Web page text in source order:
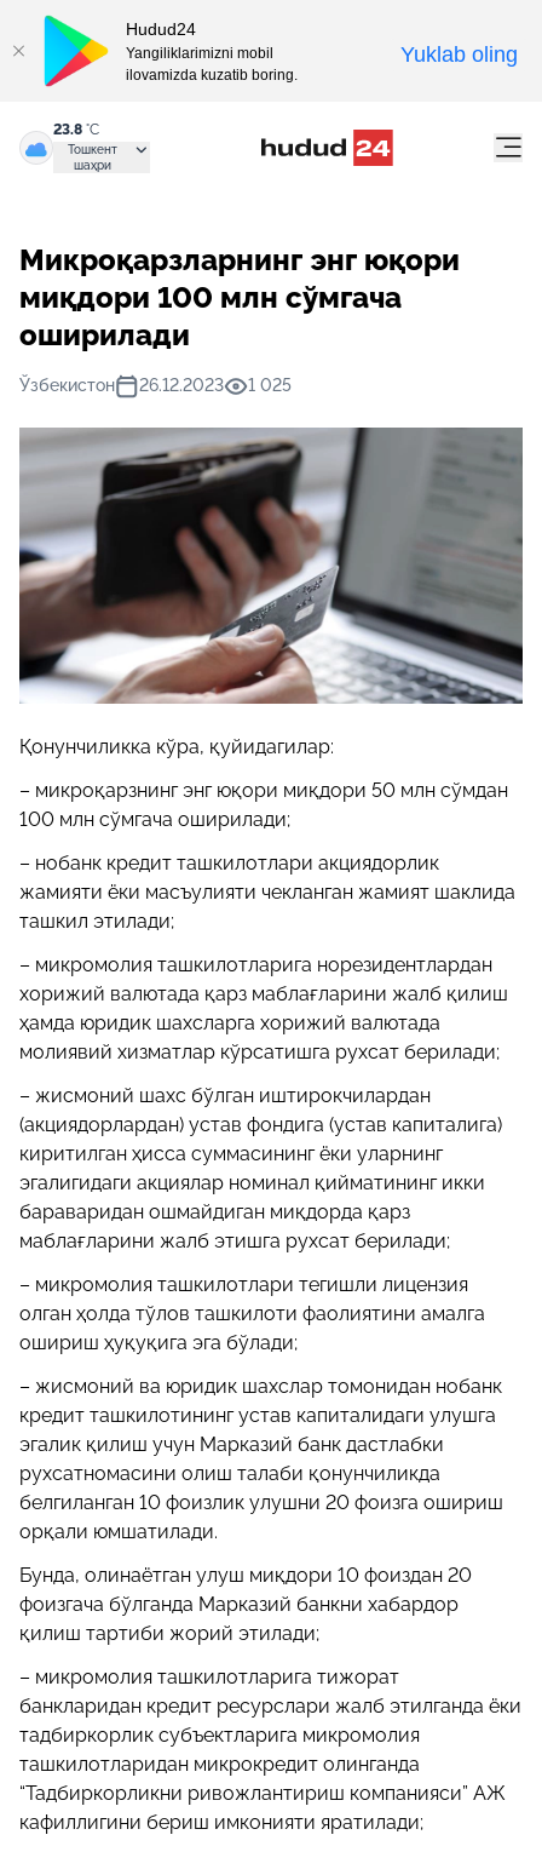
23.8 °C
Тошкент
шаҳри
Микроқарзларнинг энг юқори
миқдори 100 млн сўмгача
оширилади
Ўзбекистон 26.12.2023 1 025
Қонунчиликка кўра, қуйидагилар:
– микроқарзнинг энг юқори миқдори 50 млн сўмдан
100 млн сўмгача оширилади;
– нобанк кредит ташкилотлари акциядорлик
жамияти ёки масъулияти чекланган жамият шаклида
ташкил этилади;
– микромолия ташкилотларига норезидентлардан
хорижий валютада қарз маблағларини жалб қилиш
ҳамда юридик шахсларга хорижий валютада
молиявий хизматлар кўрсатишга рухсат берилади;
– жисмоний шахс бўлган иштирокчилардан
(акциядорлардан) устав фондига (устав капиталига)
киритилган ҳисса суммасининг ёки уларнинг
эгалигидаги акциялар номинал қийматининг икки
бараваридан ошмайдиган миқдорда қарз
маблағларини жалб этишга рухсат берилади;
– микромолия ташкилотлари тегишли лицензия
олган ҳолда тўлов ташкилоти фаолиятини амалга
ошириш ҳуқуқига эга бўлади;
– жисмоний ва юридик шахслар томонидан нобанк
кредит ташкилотининг устав капиталидаги улушга
эгалик қилиш учун Марказий банк дастлабки
рухсатномасини олиш талаби қонунчиликда
белгиланган 10 фоизлик улушни 20 фоизга ошириш
орқали юмшатилади.
Бунда, олинаётган улуш миқдори 10 фоиздан 20
фоизгача бўлганда Марказий банкни хабардор
қилиш тартиби жорий этилади;
– микромолия ташкилотларига тижорат
банкларидан кредит ресурслари жалб этилганда ёки
тадбиркорлик субъектларига микромолия
ташкилотларидан микрокредит олинганда
“Тадбиркорликни ривожлантириш компанияси” АЖ
кафиллигини бериш имконияти яратилади;
Hudud24
Yangiliklarimizni mobil
ilovamizda kuzatib boring.
Yuklab oling